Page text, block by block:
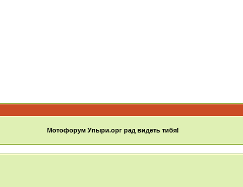
Мотофорум Упыри.орг рад видеть тибя!